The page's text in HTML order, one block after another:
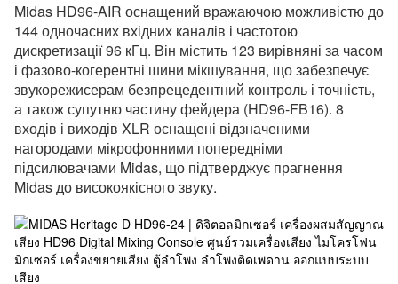
Midas HD96-AIR оснащений вражаючою можливістю до
144 одночасних вхідних каналів і частотою
дискретизації 96 кГц. Він містить 123 вирівняні за часом
і фазово-когерентні шини мікшування, що забезпечує
звукорежисерам безпрецедентний контроль і точність,
а також супутню частину фейдера (HD96-FB16). 8
входів і виходів XLR оснащені відзначеними
нагородами мікрофонними попередніми
підсилювачами Midas, що підтверджує прагнення
Midas до високоякісного звуку.